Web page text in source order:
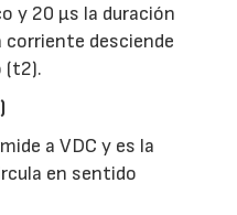
y 20 µs la duración
corriente desciende
(t2).
a VDC y es la
en sentido